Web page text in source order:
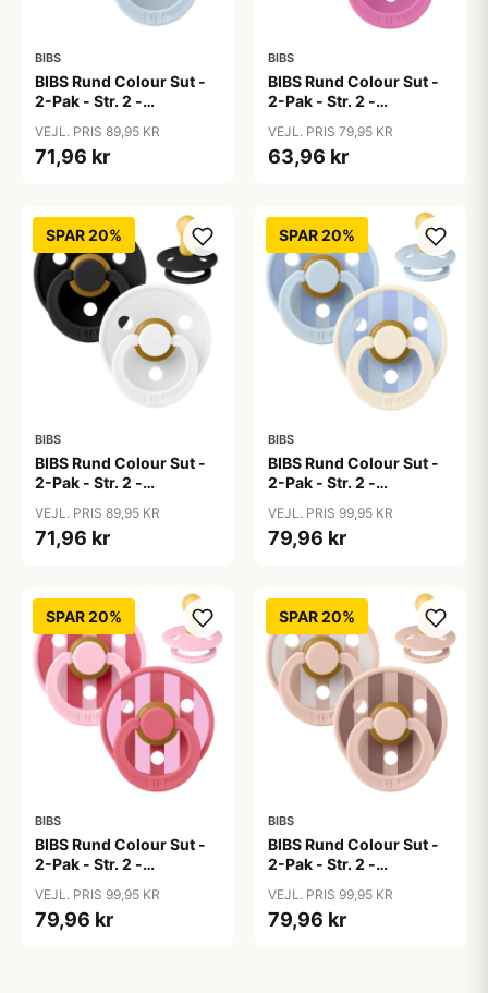
BIBS
BIBS Rund Colour Sut -
2-Pak - Str. 2 -
Blue/Baby Blue
VEJL. PRIS 89,95 KR
71,96 kr
BIBS
BIBS Rund Colour Sut -
2-Pak - Str. 2 -
Pink/Bubblegum
VEJL. PRIS 79,95 KR
63,96 kr
SPAR 20%
BIBS
BIBS Rund Colour Sut -
2-Pak - Str. 2 -
Black/White
VEJL. PRIS 89,95 KR
71,96 kr
SPAR 20%
BIBS
BIBS Rund Colour Sut -
2-Pak - Str. 2 -
Studio - Baby Blue/Dusty
Blue Mix
VEJL. PRIS 99,95 KR
79,96 kr
SPAR 20%
BIBS
BIBS Rund Colour Sut -
2-Pak - Str. 2 -
Studio - Baby Pink/Coral
Mix
VEJL. PRIS 99,95 KR
79,96 kr
SPAR 20%
BIBS
BIBS Rund Colour Sut -
2-Pak - Str. 2 -
Studio - Blush Mix
VEJL. PRIS 99,95 KR
79,96 kr